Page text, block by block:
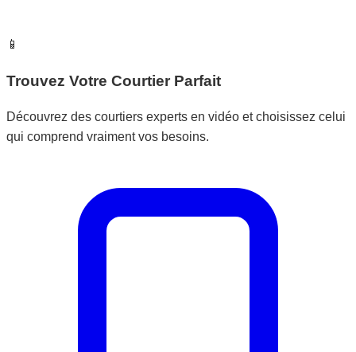
📱
Trouvez Votre Courtier Parfait
Découvrez des courtiers experts en vidéo et choisissez celui
qui comprend vraiment vos besoins.